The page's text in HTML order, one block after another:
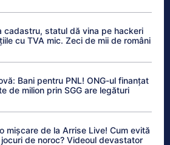
cadastru, statul dă vina pe hackeri
cu TVA mic. Zeci de mii de români
Bani pentru PNL! ONG-ul finanțat
de milion prin SGG are legături
mișcare de la Arrise Live! Cum evită
de noroc? Videoul devastator